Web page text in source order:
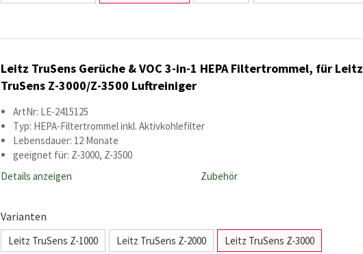
Leitz TruSens Gerüche & VOC 3-in-1 HEPA Filtertrommel, für Leitz
TruSens Z-3000/Z-3500 Luftreiniger
ArtNr: LE-2415125
Typ: HEPA-Filtertrommel inkl. Aktivkohlefilter
Lebensdauer: 12 Monate
geeignet für: Z-3000, Z-3500
Details anzeigen
Zubehör
Varianten
Leitz TruSens Z-1000 Leitz TruSens Z-2000 Leitz TruSens Z-3000